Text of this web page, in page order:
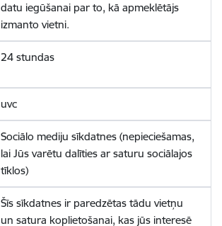
datu iegūšanai par to, kā apmeklētājs
izmanto vietni.
24 stundas
uvc
Sociālo mediju sīkdatnes (nepieciešamas,
lai Jūs varētu dalīties ar saturu sociālajos
tīklos)
Šīs sīkdatnes ir paredzētas tādu vietņu
un satura koplietošanai, kas jūs interesē